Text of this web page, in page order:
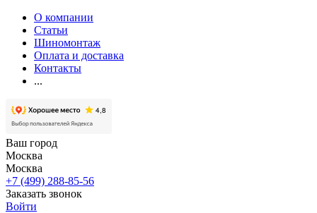
О компании
Статьи
Шиномонтаж
Оплата и доставка
Контакты
...
Ваш город
Москва
Москва
+7 (499) 288-85-56
Заказать звонок
Войти